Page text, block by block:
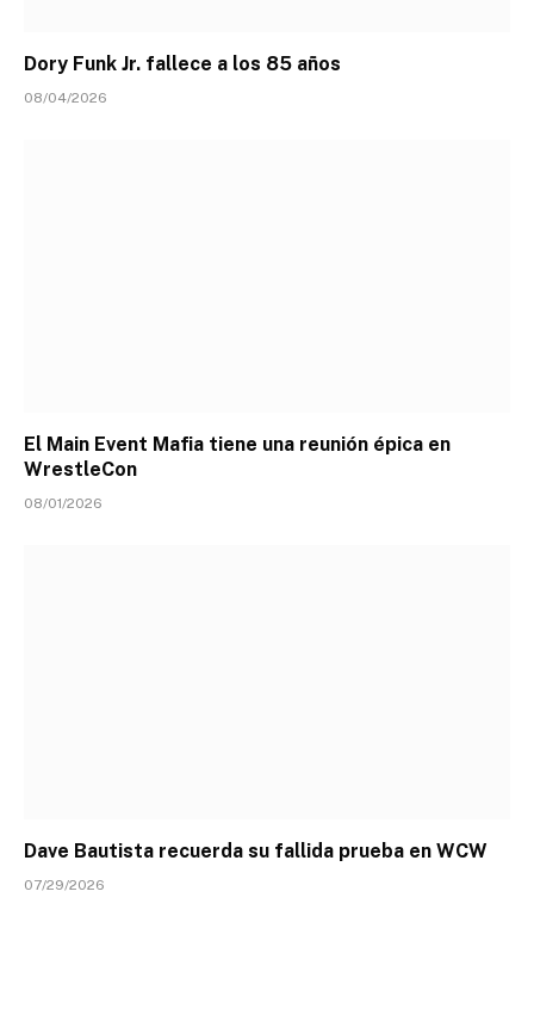
Dory Funk Jr. fallece a los 85 años
08/04/2026
El Main Event Mafia tiene una reunión épica en
WrestleCon
08/01/2026
Dave Bautista recuerda su fallida prueba en WCW
07/29/2026